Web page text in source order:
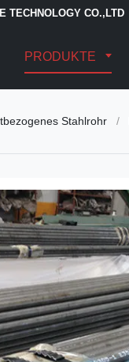
TECHNOLOGY CO.,LTD
PRODUKTE
Stahlrohr /